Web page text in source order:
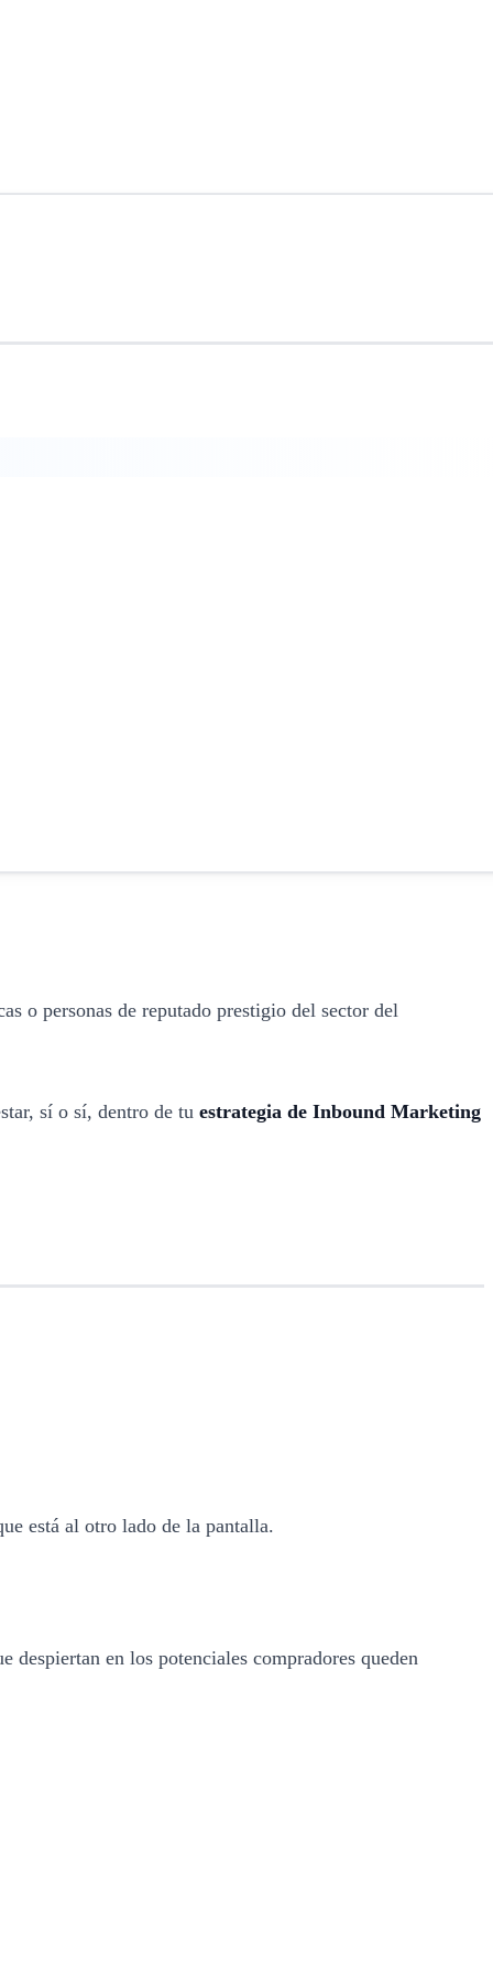
o personas de reputado prestigio del sector del
sí o sí, dentro de tu estrategia de Inbound Marketing
está al otro lado de la pantalla.
despiertan en los potenciales compradores queden